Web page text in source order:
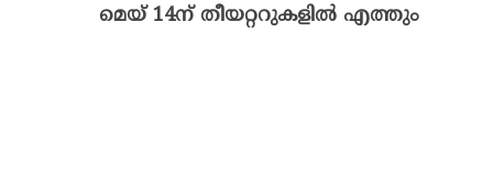
മെയ് 14ന് തീയറ്ററുകളിൽ എത്തും